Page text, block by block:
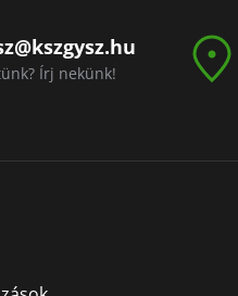
Írj nekünk!